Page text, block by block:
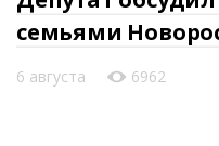
семьями
6 августа 6962